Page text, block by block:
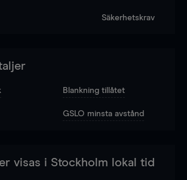
Säkerhetskrav
Blankning tillåtet
GSLO minsta avstånd
visas i Stockholm lokal tid